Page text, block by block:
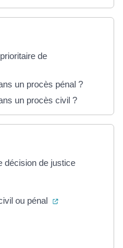
de
un procès pénal ?
un procès civil ?
décision de justice
dans un nouvel onglet)
ou pénal (ouverture dans
dans un nouvel onglet)